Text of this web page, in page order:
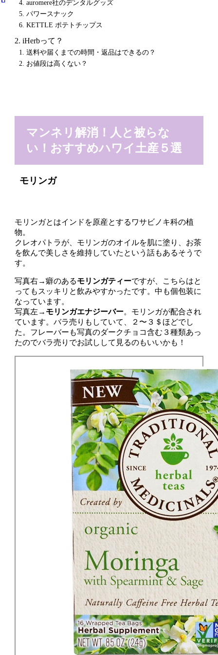
auromere社のデンタルグッズ
パワースナック
KETTLE ポテトチップス
iHerbって？
送料や届くまでの時間・返品はできるの？
お値段は高くない？
マンネリ解消！人と被らな
い！おすすめハワイ土産５選
モリンガ
モリンガとはインドを原産とするワサビノキ科の植
物。
クレオパトラが、モリンガのオイルを肌に塗り、お茶
を飲んで美しさを維持していたという話もあるそうで
す。
写真右→癖のあるモリンガティーですが、こちらはと
ってもスッキリと飲みやすかったです。中も個包装に
なっています。
写真左→ モリンガエナジーバー。モリンガが配合され
ています。バラ売りもしていて、２〜３＄ほどでし
た。フレーバーも写真のダークチョコ含む３種類あっ
たのでバラ売りでお試しして見るのもいいかも！